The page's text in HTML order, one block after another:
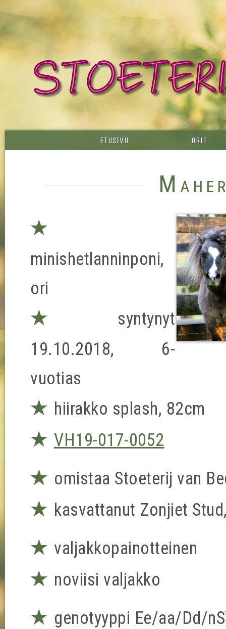
ETUSIVU ORIT
★
minishetlanninponi,
ori
★
syntynyt
19.10.2018, 6-
vuotias
★ hiirakko splash, 82cm
★ VH19-017-0052
★ omistaa Stoeterij van
★ kasvattanut Zonjiet
★ valjakkopainotteinen
★ noviisi valjakko
★ genotyyppi Ee/aa/Dd/